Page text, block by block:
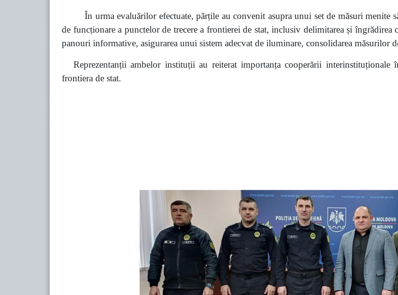
În urma evaluărilor efectuate, părțile au convenit asupra unui set de măsuri menite
de funcționare a punctelor de trecere a frontierei de stat, inclusiv delimitarea și îngrădirea
panouri informative, asigurarea unui sistem adecvat de iluminare, consolidarea măsurilor
Reprezentanții ambelor instituții au reiterat importanța cooperării
frontiera de stat.